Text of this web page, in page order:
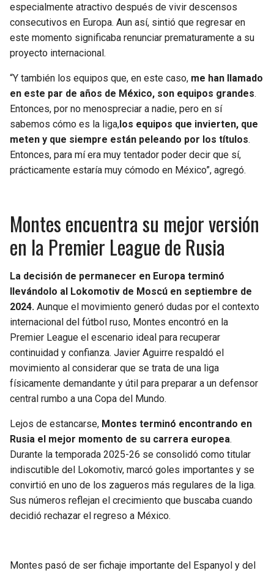
especialmente atractivo después de vivir descensos
consecutivos en Europa. Aun así, sintió que regresar en
este momento significaba renunciar prematuramente a su
proyecto internacional.
“Y también los equipos que, en este caso, me han llamado
en este par de años de México, son equipos grandes.
Entonces, por no menospreciar a nadie, pero en sí
sabemos cómo es la liga, los equipos que invierten, que
meten y que siempre están peleando por los títulos.
Entonces, para mí era muy tentador poder decir que sí,
prácticamente estaría muy cómodo en México”, agregó.
Montes encuentra su mejor versión
en la Premier League de Rusia
La decisión de permanecer en Europa terminó
llevándolo al Lokomotiv de Moscú en septiembre de
2024. Aunque el movimiento generó dudas por el contexto
internacional del fútbol ruso, Montes encontró en la
Premier League el escenario ideal para recuperar
continuidad y confianza. Javier Aguirre respaldó el
movimiento al considerar que se trata de una liga
físicamente demandante y útil para preparar a un defensor
central rumbo a una Copa del Mundo.
Lejos de estancarse, Montes terminó encontrando en
Rusia el mejor momento de su carrera europea.
Durante la temporada 2025-26 se consolidó como titular
indiscutible del Lokomotiv, marcó goles importantes y se
convirtió en uno de los zagueros más regulares de la liga.
Sus números reflejan el crecimiento que buscaba cuando
decidió rechazar el regreso a México.
Montes pasó de ser fichaje importante del Espanyol y del